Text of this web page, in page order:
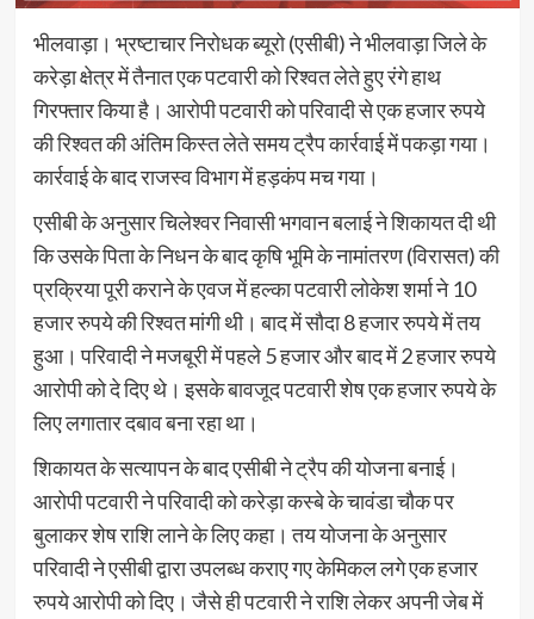
भीलवाड़ा। भ्रष्टाचार निरोधक ब्यूरो (एसीबी) ने भीलवाड़ा जिले के
करेड़ा क्षेत्र में तैनात एक पटवारी को रिश्वत लेते हुए रंगे हाथ
गिरफ्तार किया है। आरोपी पटवारी को परिवादी से एक हजार रुपये
की रिश्वत की अंतिम किस्त लेते समय ट्रैप कार्रवाई में पकड़ा गया।
कार्रवाई के बाद राजस्व विभाग में हड़कंप मच गया।
एसीबी के अनुसार चिलेश्वर निवासी भगवान बलाई ने शिकायत दी थी
कि उसके पिता के निधन के बाद कृषि भूमि के नामांतरण (विरासत) की
प्रक्रिया पूरी कराने के एवज में हल्का पटवारी लोकेश शर्मा ने 10
हजार रुपये की रिश्वत मांगी थी। बाद में सौदा 8 हजार रुपये में तय
हुआ। परिवादी ने मजबूरी में पहले 5 हजार और बाद में 2 हजार रुपये
आरोपी को दे दिए थे। इसके बावजूद पटवारी शेष एक हजार रुपये के
लिए लगातार दबाव बना रहा था।
शिकायत के सत्यापन के बाद एसीबी ने ट्रैप की योजना बनाई।
आरोपी पटवारी ने परिवादी को करेड़ा कस्बे के चावंडा चौक पर
बुलाकर शेष राशि लाने के लिए कहा। तय योजना के अनुसार
परिवादी ने एसीबी द्वारा उपलब्ध कराए गए केमिकल लगे एक हजार
रुपये आरोपी को दिए। जैसे ही पटवारी ने राशि लेकर अपनी जेब में